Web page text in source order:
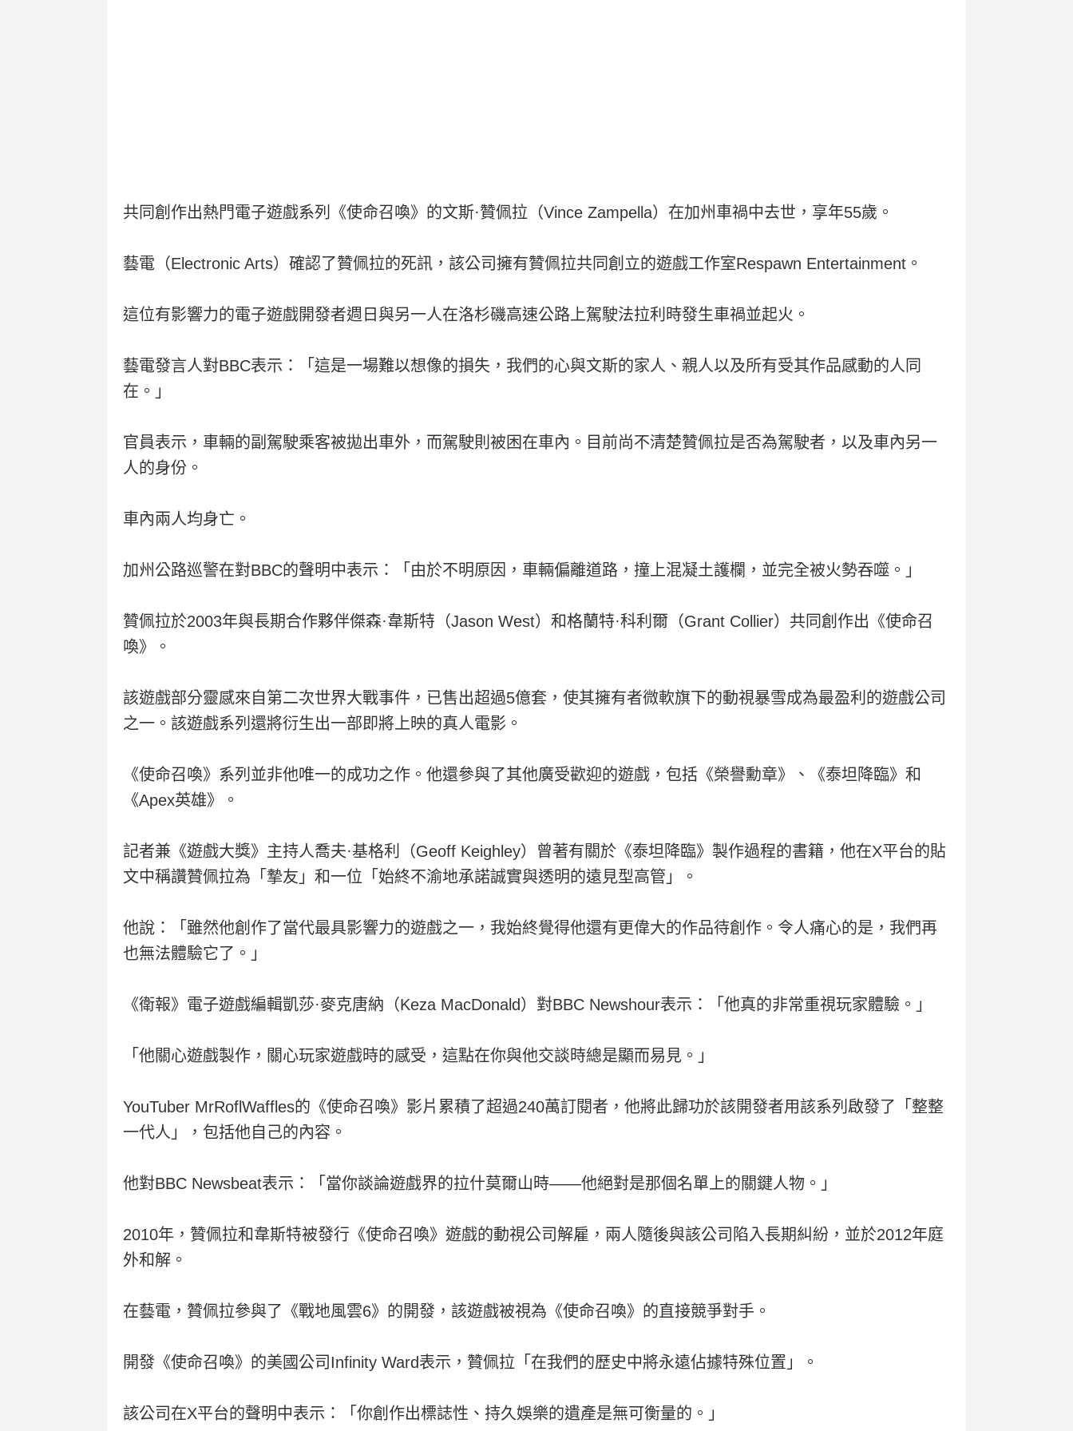
共同創作出熱門電子遊戲系列《使命召喚》的文斯·贊佩拉（Vince Zampella）在加州車禍中去世，享年55歲。
藝電（Electronic Arts）確認了贊佩拉的死訊，該公司擁有贊佩拉共同創立的遊戲工作室Respawn Entertainment。
這位有影響力的電子遊戲開發者週日與另一人在洛杉磯高速公路上駕駛法拉利時發生車禍並起火。
藝電發言人對BBC表示：「這是一場難以想像的損失，我們的心與文斯的家人、親人以及所有受其作品感動的人同
在。」
官員表示，車輛的副駕駛乘客被拋出車外，而駕駛則被困在車內。目前尚不清楚贊佩拉是否為駕駛者，以及車內另一
人的身份。
車內兩人均身亡。
加州公路巡警在對BBC的聲明中表示：「由於不明原因，車輛偏離道路，撞上混凝土護欄，並完全被火勢吞噬。」
贊佩拉於2003年與長期合作夥伴傑森·韋斯特（Jason West）和格蘭特·科利爾（Grant Collier）共同創作出《使命召
喚》。
該遊戲部分靈感來自第二次世界大戰事件，已售出超過5億套，使其擁有者微軟旗下的動視暴雪成為最盈利的遊戲公司
之一。該遊戲系列還將衍生出一部即將上映的真人電影。
《使命召喚》系列並非他唯一的成功之作。他還參與了其他廣受歡迎的遊戲，包括《榮譽勳章》、《泰坦降臨》和
《Apex英雄》。
記者兼《遊戲大獎》主持人喬夫·基格利（Geoff Keighley）曾著有關於《泰坦降臨》製作過程的書籍，他在X平台的貼
文中稱讚贊佩拉為「摯友」和一位「始終不渝地承諾誠實與透明的遠見型高管」。
他說：「雖然他創作了當代最具影響力的遊戲之一，我始終覺得他還有更偉大的作品待創作。令人痛心的是，我們再
也無法體驗它了。」
《衛報》電子遊戲編輯凱莎·麥克唐納（Keza MacDonald）對BBC Newshour表示：「他真的非常重視玩家體驗。」
「他關心遊戲製作，關心玩家遊戲時的感受，這點在你與他交談時總是顯而易見。」
YouTuber MrRoflWaffles的《使命召喚》影片累積了超過240萬訂閱者，他將此歸功於該開發者用該系列啟發了「整整
一代人」，包括他自己的內容。
他對BBC Newsbeat表示：「當你談論遊戲界的拉什莫爾山時——他絕對是那個名單上的關鍵人物。」
2010年，贊佩拉和韋斯特被發行《使命召喚》遊戲的動視公司解雇，兩人隨後與該公司陷入長期糾紛，並於2012年庭
外和解。
在藝電，贊佩拉參與了《戰地風雲6》的開發，該遊戲被視為《使命召喚》的直接競爭對手。
開發《使命召喚》的美國公司Infinity Ward表示，贊佩拉「在我們的歷史中將永遠佔據特殊位置」。
該公司在X平台的聲明中表示：「你創作出標誌性、持久娛樂的遺產是無可衡量的。」